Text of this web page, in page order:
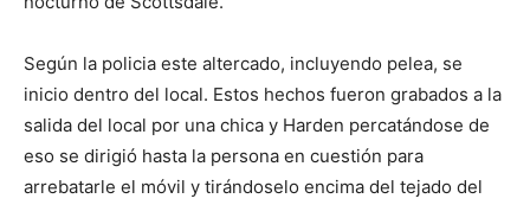
Según la policia este altercado, incluyendo pelea, se
inicio dentro del local. Estos hechos fueron grabados a la
salida del local por una chica y Harden percatándose de
eso se dirigió hasta la persona en cuestión para
arrebatarle el móvil y tirándoselo encima del tejado del